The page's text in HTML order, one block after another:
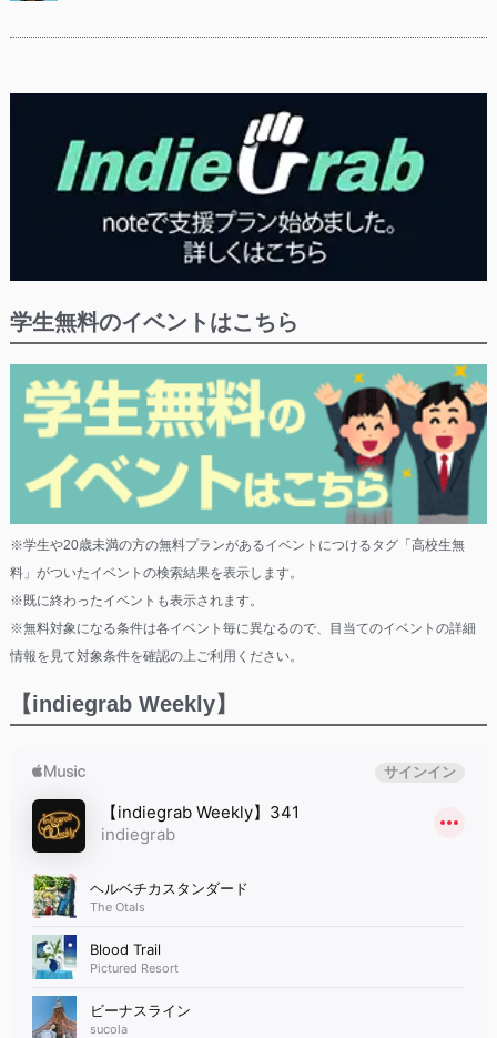
学生無料のイベントはこちら
※学生や20歳未満の方の無料プランがあるイベントにつけるタグ「高校生無
料」がついたイベントの検索結果を表示します。
※既に終わったイベントも表示されます。
※無料対象になる条件は各イベント毎に異なるので、目当てのイベントの詳細
情報を見て対象条件を確認の上ご利用ください。
【indiegrab Weekly】